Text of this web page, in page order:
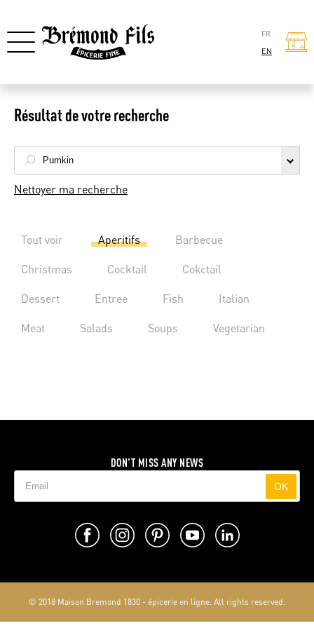
FR
EN
Résultat de votre recherche
Nettoyer ma recherche
Tout voir Aperitifs Barbecue
Christmas Cocktail Cokctail
Dessert Entree Fish Italian
Meat Salads Soups Vegetarian
DON'T MISS ANY NEWS
OK
© 2018 Maison Bremond 1830 - épicerie en ligne. All rights reserved.